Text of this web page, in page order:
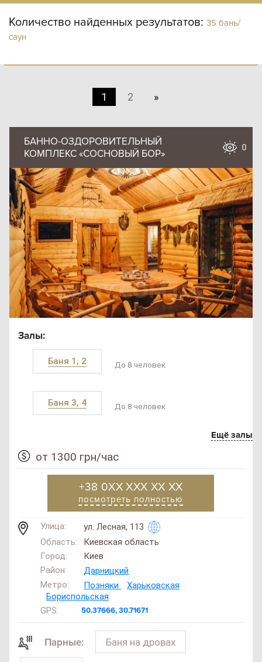
Количество найденных результатов: 35 бань/
саун
1 2 »
БАННО-ОЗДОРОВИТЕЛЬНЫЙ
КОМПЛЕКС «СОСНОВЫЙ БОР»
0
Залы:
Баня 1, 2 До 8 человек
Баня 3, 4 До 8 человек
Ещё залы
от 1300 грн/час
+38 0XX XXX XX XX
посмотреть полностью
Улица:
ул. Лесная, 113
Область:
Киевская область
Город:
Киев
Район:
Дарницкий
Метро:
Позняки
Харьковская
Бориспольская
GPS:
50.37666, 30.71671
Парные: Баня на дровах